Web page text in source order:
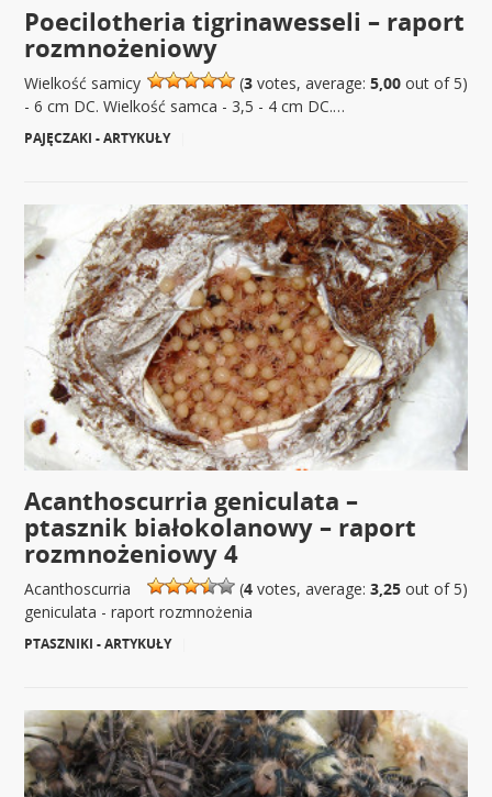
Poecilotheria tigrinawesseli – raport
rozmnożeniowy
(3votes, average: 5,00out of 5)
Wielkość samicy
- 6 cm DC. Wielkość samca - 3,5 - 4 cm DC.…
PAJĘCZAKI - ARTYKUŁY
Acanthoscurria geniculata –
ptasznik białokolanowy – raport
rozmnożeniowy 4
(4votes, average: 3,25out of 5)
Acanthoscurria
geniculata - raport rozmnożenia
PTASZNIKI - ARTYKUŁY